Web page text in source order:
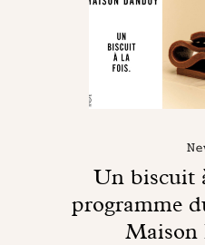
Un biscuit
programme
Maison